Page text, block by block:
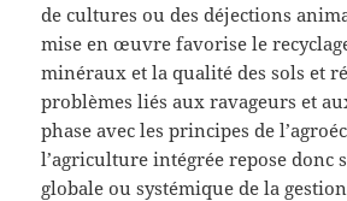
de cultures ou des déjections
mise en œuvre favorise le
minéraux et la qualité des sols et
problèmes liés aux ravageurs et
phase avec les principes de
l’agriculture intégrée repose donc
globale ou systémique de la